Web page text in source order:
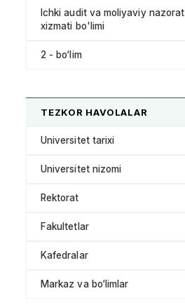
Ichki audit va moliyaviy nazorat
xizmati bo'limi
2 - bo‘lim
TEZKOR HAVOLALAR
Universitet tarixi
Universitet nizomi
Rektorat
Fakultetlar
Kafedralar
Markaz va bo‘limlar